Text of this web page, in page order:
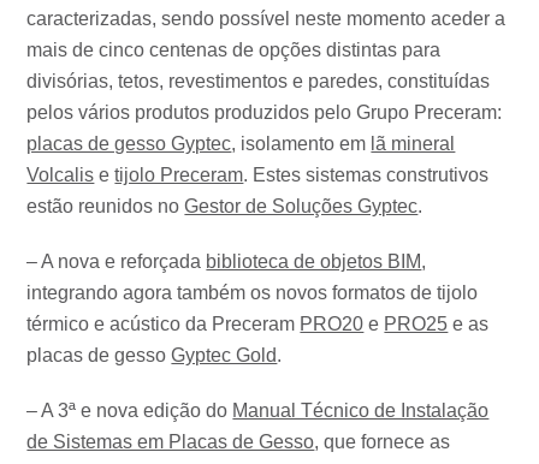
caracterizadas, sendo possível neste momento aceder a
mais de cinco centenas de opções distintas para
divisórias, tetos, revestimentos e paredes, constituídas
pelos vários produtos produzidos pelo Grupo Preceram:
placas de gesso Gyptec, isolamento em lã mineral
Volcalis etijolo Preceram. Estes sistemas construtivos
estão reunidos noGestor de Soluções Gyptec.
– A nova e reforçada biblioteca de objetos BIM,
integrando agora também os novos formatos de tijolo
térmico e acústico da Preceram PRO20 e PRO25 e as
placas de gessoGyptec Gold.
– A 3ª e nova edição do Manual Técnico de Instalação
de Sistemas em Placas de Gesso, que fornece as